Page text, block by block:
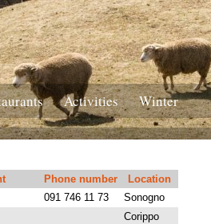
Activities Winter
Phone number
Location
091 746 11 73
Sonogno
Corippo